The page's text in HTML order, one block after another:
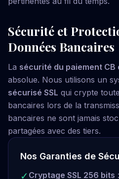
Sécurité et
Données Bancaires
La sécurité du paiement CB
absolue. Nous utilisons un
sécurisé SSL qui crypte
bancaires lors de la
bancaires ne sont jamais
partagées avec des tiers.
Nos Garanties de
✓ Cryptage SSL 256 bits